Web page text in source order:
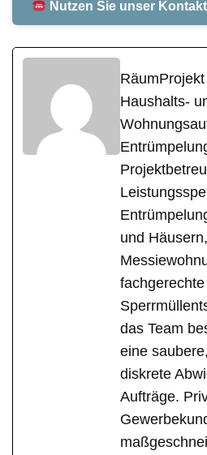
Nutzen Sie unser
Haushalts-
und
fachgerechte
das Team
eine
diskrete
Aufträge.